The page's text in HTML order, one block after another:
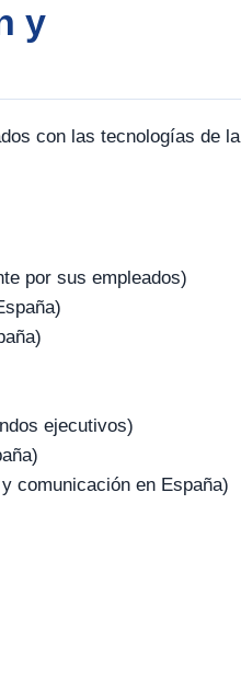
y
con las tecnologías de la
por sus empleados)
ejecutivos)
comunicación en España)